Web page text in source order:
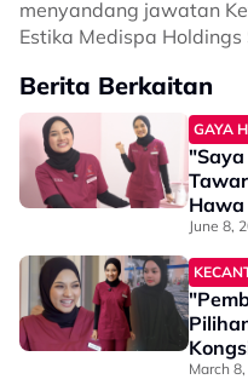
menyandang jawatan
Estika Medispa Holdings
Berita Berkaitan
GAYA
"Saya
June 8,
March